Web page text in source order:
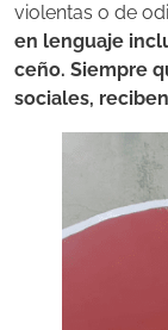
violentas o de
en lenguaje
ceño. Siempre
sociales,